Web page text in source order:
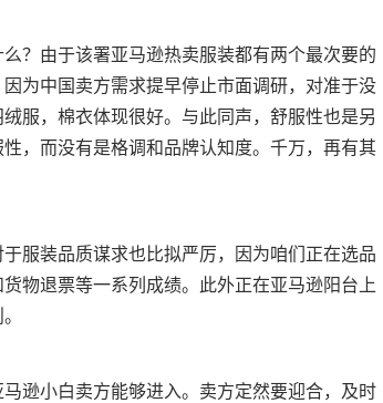
？由于该署亚马逊热卖服装都有两个最次要的
为中国卖方需求提早停止市面调研，对准于没
服，棉衣体现很好。与此同声，舒服性也是另
，而没有是格调和品牌认知度。千万，再有其
服装品质谋求也比拟严厉，因为咱们正在选品
物退票等一系列成绩。此外正在亚马逊阳台上
逊小白卖方能够进入。卖方定然要迎合，及时